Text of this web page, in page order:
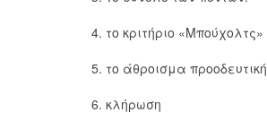
4. το κριτήριο «Μπούχολτς»
5. το άθροισμα
6. κλήρωση